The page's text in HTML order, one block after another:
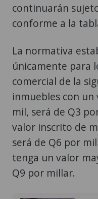
continuarán
conforme a la
La normativa
únicamente para
comercial de la
inmuebles con un
mil, será de Q3
valor inscrito de
será de Q6 por
tenga un valor
Q9 por millar.